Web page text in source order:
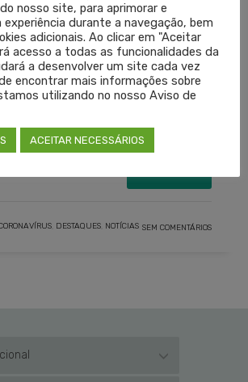
averiguação.
10/2020 na íntegra AQUI
DESTAQUES NOTÍCIAS SEM COMENTÁRIOS
nosso site, para aprimorar e
experiência durante a navegação, bem
adicionais. Ao clicar em "Aceitar
acesso a todas as funcionalidades da
a desenvolver um site cada vez
encontrar mais informações sobre
utilizando no nosso Aviso de
ACEITAR NECESSÁRIOS